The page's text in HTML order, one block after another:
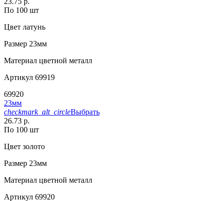
По 100 шт
Цвет латунь
Размер 23мм
Материал цветной металл
Артикул 69919
69920
23мм
checkmark_alt_circleВыбрать
26.73 р.
По 100 шт
Цвет золото
Размер 23мм
Материал цветной металл
Артикул 69920